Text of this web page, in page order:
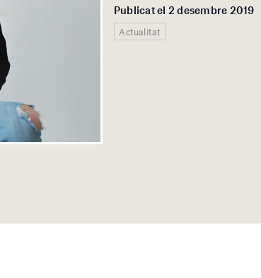
Publicat el 2 desembre 2019
Actualitat